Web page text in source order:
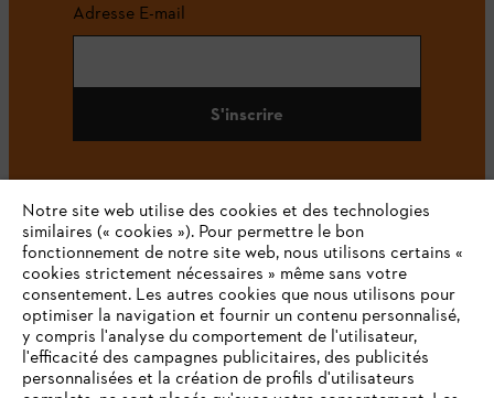
Adresse E-mail
S'inscrire
#STIHL
Notre site web utilise des cookies et des technologies
similaires (« cookies »). Pour permettre le bon
fonctionnement de notre site web, nous utilisons certains «
cookies strictement nécessaires » même sans votre
consentement. Les autres cookies que nous utilisons pour
optimiser la navigation et fournir un contenu personnalisé,
y compris l'analyse du comportement de l'utilisateur,
l'efficacité des campagnes publicitaires, des publicités
personnalisées et la création de profils d'utilisateurs